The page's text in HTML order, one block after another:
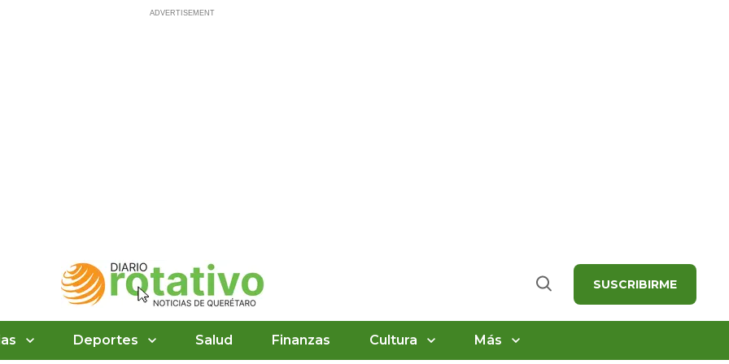
Buscar SUSCRIBIRME
Deportes Salud Finanzas Cultura Más